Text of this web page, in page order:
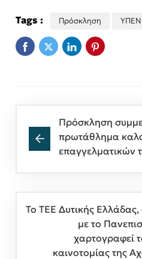
Tags : Πρόσκληση ΥΠΕΝ
Πρόσκληση
πρωτάθλημα
επαγγελματικών
Το ΤΕΕ Δυτικής
με το
χαρτογραφεί
καινοτομίας της